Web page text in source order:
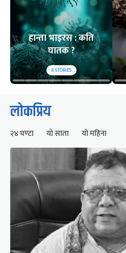
हान्ता भाइरस : कति
घातक ?
8STORIES
लोकप्रिय
२४ घण्टा यो साता यो महिना